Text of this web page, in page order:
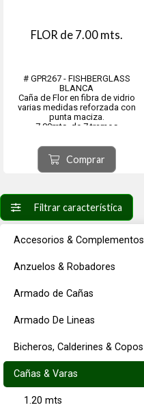
Filtrar característica
Accesorios & Complementos
Anzuelos & Robadores
Armado de Cañas
Armado De Lineas
Bicheros, Calderines & Copos
Cañas & Varas
1.20 mts
FLOR de 7.00 mts.
# GPR267 - FISHBERGLASS
BLANCA
Caña de Flor en fibra de vidrio
varias medidas reforzada con
punta maciza.
7.00mts. de 7 tramos
Comprar